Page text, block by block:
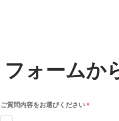
フォームか
ご質問内容をお選びください *